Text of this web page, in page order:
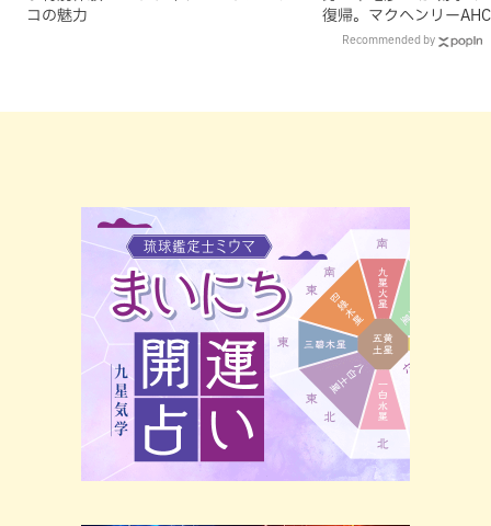
コの魅力
復帰。マクヘンリー
理由Recommended by